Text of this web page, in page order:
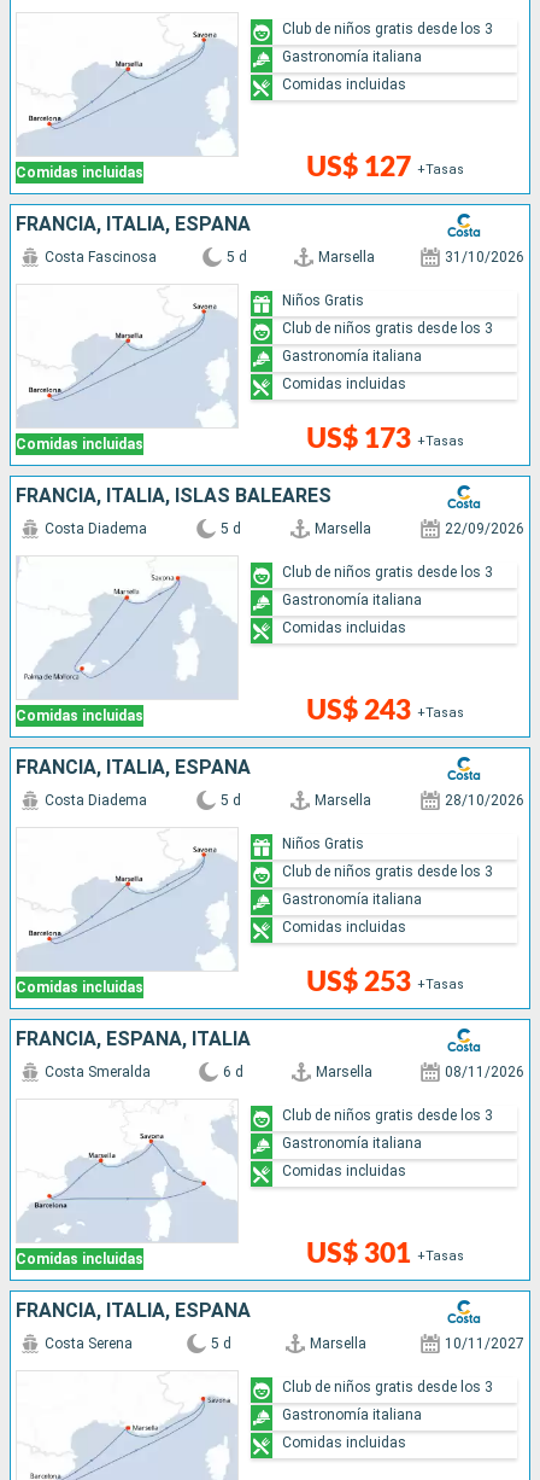
Comidas incluidas US$ 127 +Tasas
Club de niños gratis desde los 3
Gastronomía italiana
Comidas incluidas
FRANCIA, ITALIA, ESPAÑA
Comidas incluidas
Costa Fascinosa 5 d Marsella 31/10/2026
US$ 173 +Tasas
Niños Gratis
Club de niños gratis desde los 3
Gastronomía italiana
Comidas incluidas
FRANCIA, ITALIA, ISLAS BALEARES
Comidas incluidas
Costa Diadema 5 d Marsella 22/09/2026
US$ 243 +Tasas
Club de niños gratis desde los 3
Gastronomía italiana
Comidas incluidas
FRANCIA, ITALIA, ESPAÑA
Comidas incluidas
Costa Diadema 5 d Marsella 28/10/2026
US$ 253 +Tasas
Niños Gratis
Club de niños gratis desde los 3
Gastronomía italiana
Comidas incluidas
FRANCIA, ESPAÑA, ITALIA
Comidas incluidas
Costa Smeralda 6 d Marsella 08/11/2026
US$ 301 +Tasas
Club de niños gratis desde los 3
Gastronomía italiana
Comidas incluidas
FRANCIA, ITALIA, ESPAÑA
Costa Serena 5 d Marsella 10/11/2027
Club de niños gratis desde los 3
Gastronomía italiana
Comidas incluidas